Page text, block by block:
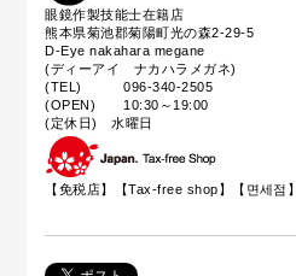
眼鏡作製技能士在籍店
熊本県菊池郡菊陽町光の森2-29-5
D-Eye nakahara megane
(ディーアイ ナカハラメガネ)
(TEL) 096-340-2505
(OPEN) 10:30～19:00
(定休日) 水曜日
【免税店】【Tax-free shop】【면세점】